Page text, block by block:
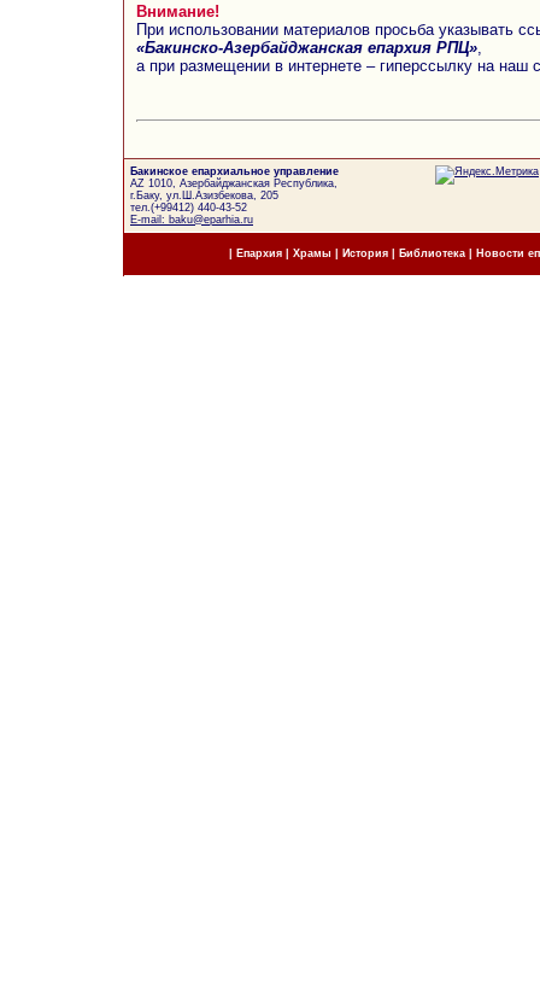
Внимание!
При использовании материалов просьба указывать
«Бакинско-Азербайджанская епархия РПЦ»
а при размещении в интернете – гиперссылку на наш
Бакинское епархиальное управление
AZ 1010, Азербайджанская Республика,
г.Баку, ул.Ш.Азизбекова, 205
тел.(+99412) 440-43-52
E-mail: baku@eparhia.ru
Епархия| Храмы История| Библиотека Новости